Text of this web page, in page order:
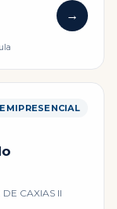
→
CAXIAS II